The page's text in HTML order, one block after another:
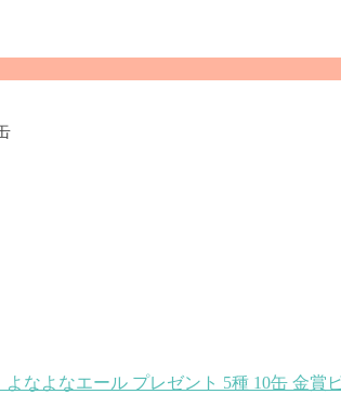
なよなエール プレゼント 5種 10缶 金